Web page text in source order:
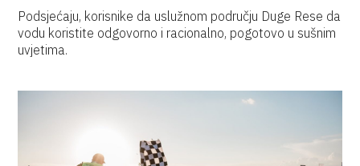
Podsjećaju, korisnike da uslužnom području Duge Rese da
vodu koristite odgovorno i racionalno, pogotovo u sušnim
uvjetima.